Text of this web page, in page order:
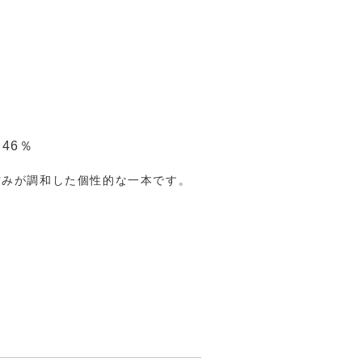
％
が調和した個性的な一本です。